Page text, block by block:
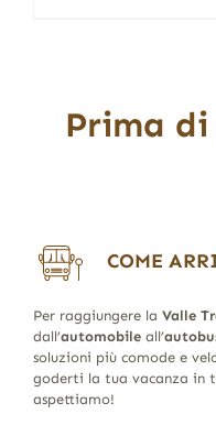
Prima
COME
Per raggiungere la Valle
dall’automobileall’
soluzioni più comode e
goderti la tua vacanza in
aspettiamo!